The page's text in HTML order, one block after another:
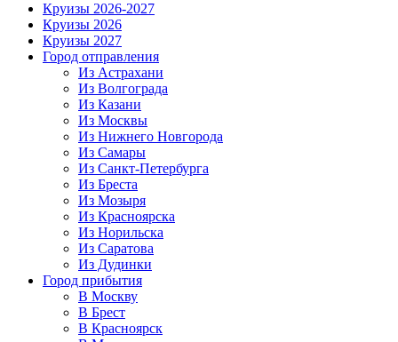
Круизы 2026-2027
Круизы 2026
Круизы 2027
Город отправления
Из Астрахани
Из Волгограда
Из Казани
Из Москвы
Из Нижнего Новгорода
Из Самары
Из Санкт-Петербурга
Из Бреста
Из Мозыря
Из Красноярска
Из Норильска
Из Саратова
Из Дудинки
Город прибытия
В Москву
В Брест
В Красноярск